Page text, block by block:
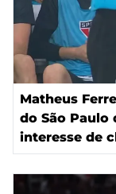
Matheus
do São Paulo
interesse de